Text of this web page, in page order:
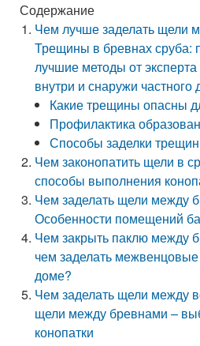
Содержание
Чем лучше заделать щели
Трещины в бревнах сруба:
лучшие методы от
внутри и снаружи частного
Какие трещины опасны
Профилактика
Способы заделки трещин
Чем законопатить щели в
способы выполнения
Чем заделать щели между
Особенности помещений
Чем закрыть паклю между
чем заделать
доме?
Чем заделать щели между
щели между бревнами –
конопатки